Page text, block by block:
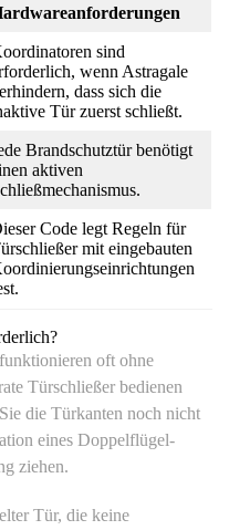
sind
wenn Astragale
dass sich die
Tür zuerst schließt.
Brandschutztür benötigt
aktiven
Code legt Regeln für
mit eingebauten
oft ohne
Türschließer bedienen
die Türkanten noch nicht
eines Doppelflügel-
ziehen.
Tür, die keine